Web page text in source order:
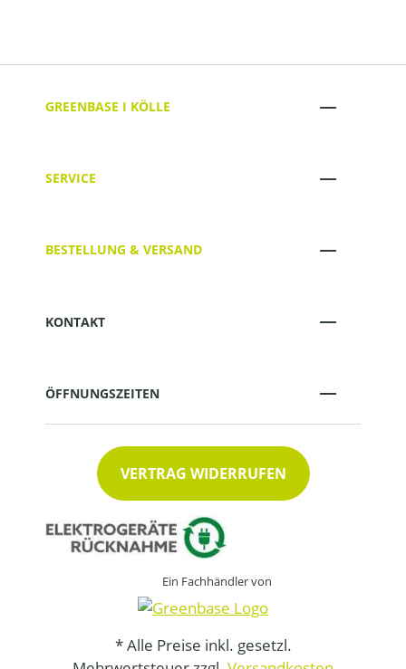
GREENBASE I KÖLLE
SERVICE
BESTELLUNG & VERSAND
KONTAKT
ÖFFNUNGSZEITEN
VERTRAG WIDERRUFEN
Ein Fachhändler von
* Alle Preise inkl. gesetzl.